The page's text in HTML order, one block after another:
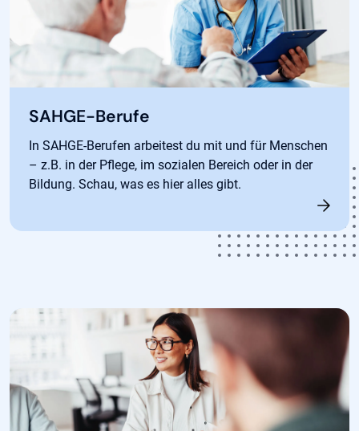
SAHGE-Berufe
In SAHGE-Berufen arbeitest du mit und für Menschen
– z.B. in der Pflege, im sozialen Bereich oder in der
Bildung. Schau, was es hier alles gibt.